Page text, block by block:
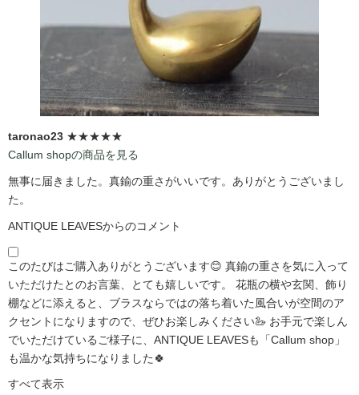
taronao23 ★★★★★
Callum shopの商品を見る
無事に届きました。真鍮の重さがいいです。ありがとうございまし
た。
ANTIQUE LEAVESからのコメント
このたびはご購入ありがとうございます😊 真鍮の重さを気に入って
いただけたとのお言葉、とても嬉しいです。 花瓶の横や玄関、飾り
棚などに添えると、ブラスならではの落ち着いた風合いが空間のア
クセントになりますので、ぜひお楽しみください🦢 お手元で楽しん
でいただけているご様子に、ANTIQUE LEAVESも「Callum shop」
も温かな気持ちになりました🍀
すべて表示